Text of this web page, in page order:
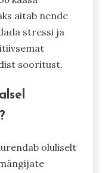
aitab nende
stressi ja
sooritust.
oluliselt